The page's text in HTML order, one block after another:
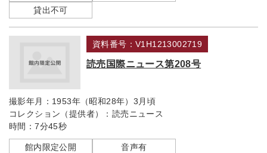
貸出不可
資料番号：V1H1213002719
読売国際ニュース第208号
撮影年月： 1953年（昭和28年）3月頃
コレクション（提供者）： 読売ニュース
時間：7分45秒
館内限定公開
音声有